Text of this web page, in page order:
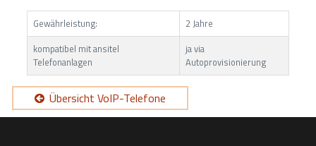
Gewährleistung:
2 Jahre
kompatibel mit ansitel
Telefonanlagen
ja via
Autoprovisionierung
Übersicht VoIP-Telefone